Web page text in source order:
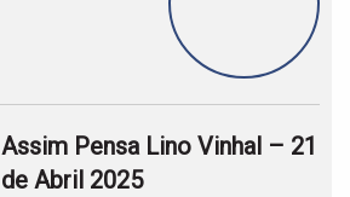
Assim Pensa Lino Vinhal – 21
de Abril 2025